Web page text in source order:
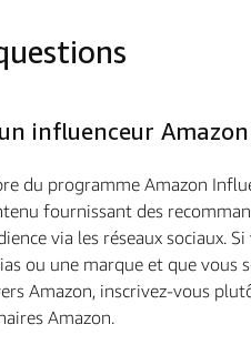
influenceur
du programme Amazon
fournissant des
via les réseaux sociaux.
ou une marque et que vous
Amazon, inscrivez-vous
Amazon.